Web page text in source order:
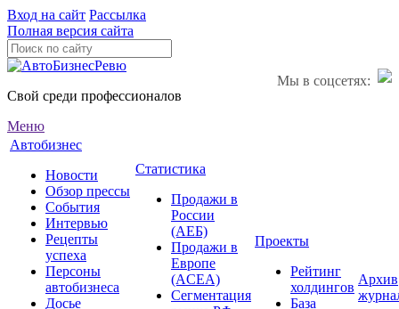
Вход на сайт Рассылка
Полная версия сайта
Мы в соцсетях:
Свой среди профессионалов
Меню
Автобизнес
Новости
Обзор прессы
События
Интервью
Рецепты
успеха
Персоны
автобизнеса
Досье
Статистика
Продажи в
России
(АЕБ)
Продажи в
Европе
(ACEA)
Сегментация
Проекты
Рейтинг
холдингов
База
Архив